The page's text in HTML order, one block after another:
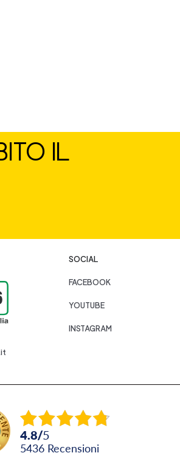
IL
SOCIAL
FACEBOOK
YOUTUBE
INSTAGRAM
4.8/5
5436 recensioni